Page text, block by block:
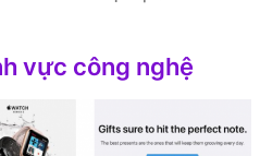
vực công nghệ